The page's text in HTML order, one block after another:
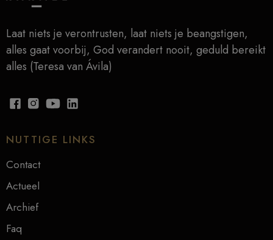
Laat niets je verontrusten, laat niets je beangstigen,
alles gaat voorbij, God verandert nooit, geduld bereikt
alles (Teresa van Ávila)
NUTTIGE LINKS
Contact
Actueel
Archief
Faq